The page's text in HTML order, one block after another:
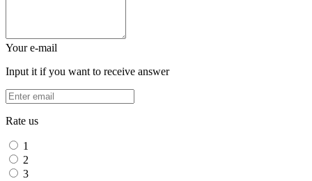
Your e-mail
Input it if you want to receive answer
Rate us
1
2
3